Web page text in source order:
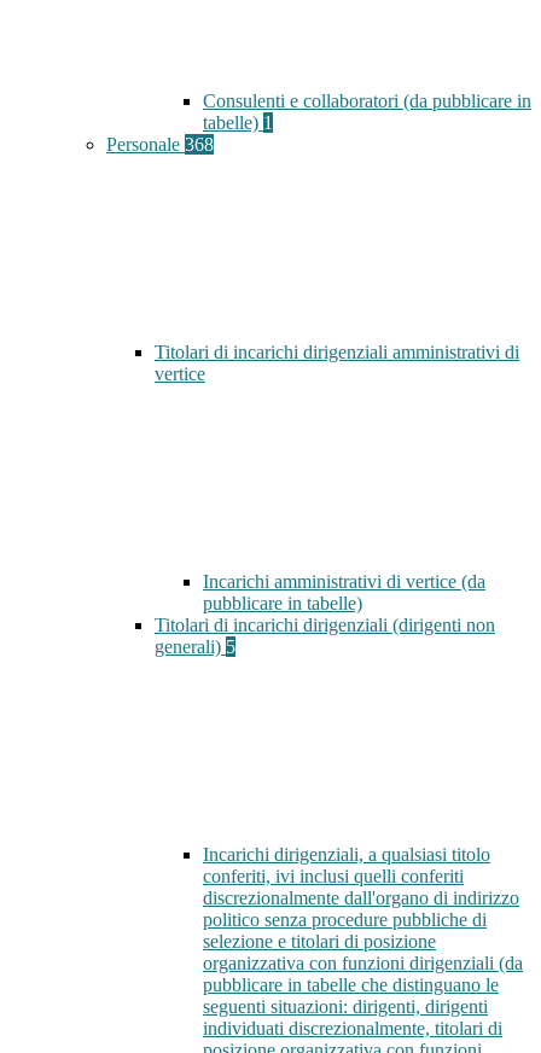
Consulenti e collaboratori (da pubblicare in
tabelle) 1
Personale 368
Titolari di incarichi dirigenziali amministrativi di
vertice
Incarichi amministrativi di vertice (da
pubblicare in tabelle)
Titolari di incarichi dirigenziali (dirigenti non
generali) 5
Incarichi dirigenziali, a qualsiasi titolo
conferiti, ivi inclusi quelli conferiti
discrezionalmente dall'organo di indirizzo
politico senza procedure pubbliche di
selezione e titolari di posizione
organizzativa con funzioni dirigenziali (da
pubblicare in tabelle che distinguano le
seguenti situazioni: dirigenti, dirigenti
individuati discrezionalmente, titolari di